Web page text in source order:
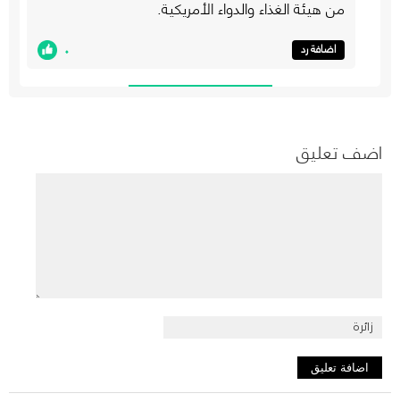
من هيئة الغذاء والدواء الأمريكية.
اضافة رد ٠
اضف تعليق